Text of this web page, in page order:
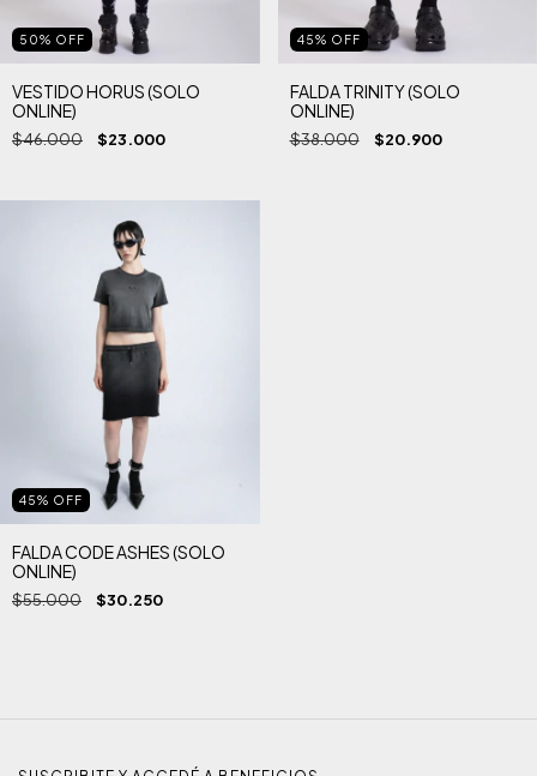
50% OFF
VESTIDO HORUS (SOLO
ONLINE)
$46.000 $23.000
45% OFF
FALDA TRINITY (SOLO
ONLINE)
$38.000 $20.900
45% OFF
FALDA CODE ASHES (SOLO
ONLINE)
$55.000 $30.250